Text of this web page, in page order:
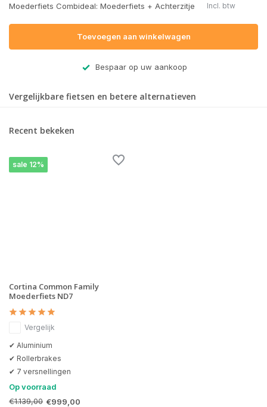
Moederfiets Combideal: Moederfiets + Achterzitje Incl. btw
Toevoegen aan winkelwagen
Bespaar op uw aankoop
Vergelijkbare fietsen en betere alternatieven
Recent bekeken
sale 12%
Cortina Common Family
Moederfiets ND7
Vergelijk
✔ Aluminium
✔ Rollerbrakes
✔ 7 versnellingen
Op voorraad
€1.139,00 €999,00